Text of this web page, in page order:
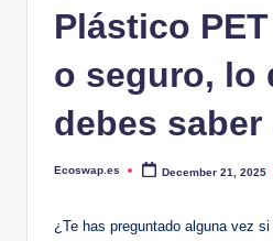
Plástico
o seguro, lo
debes saber
Posted
Ecoswap.es December 21, 2025
¿Te has ⁤preguntado alguna vez‍